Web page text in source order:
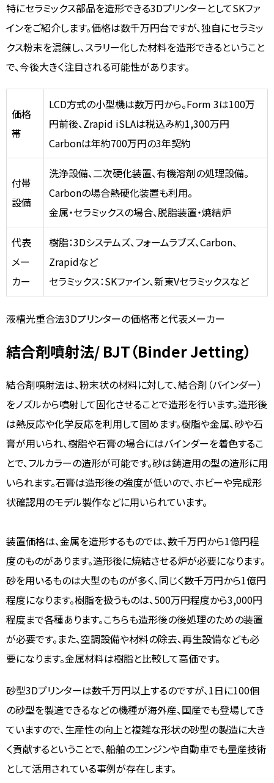
特にセラミックス部品を造形できる3DプリンターとしてSKファ
インをご紹介します。価格は数千万円台ですが、独自にセラミッ
クス粉末を混錬し、スラリー化した材料を造形できるということ
で、今後大きく注目される可能性があります。
価格
帯
LCD方式の小型機は数万円から。Form 3は100万
円前後、Zrapid iSLAは税込み約1,300万円
Carbonは年約700万円の3年契約
付帯
設備
洗浄設備、二次硬化装置、有機溶剤の処理設備。
Carbonの場合熱硬化装置も利用。
金属・セラミックスの場合、脱脂装置・焼結炉
代表
メー
カー
樹脂：3Dシステムズ、フォームラブズ、Carbon、
Zrapidなど
セラミックス：SKファイン、新東Vセラミックスなど
液槽光重合法3Dプリンターの価格帯と代表メーカー
結合剤噴射法/ BJT（Binder Jetting）
結合剤噴射法は、粉末状の材料に対して、結合剤（バインダー）
をノズルから噴射して固化させることで造形を行います。造形後
は熱反応や化学反応を利用して固めます。樹脂や金属、砂や石
膏が用いられ、樹脂や石膏の場合にはバインダーを着色するこ
とで、フルカラーの造形が可能です。砂は鋳造用の型の造形に用
いられます。石膏は造形後の強度が低いので、ホビーや完成形
状確認用のモデル製作などに用いられています。
装置価格は、金属を造形するものでは、数千万円から1億円程
度のものがあります。造形後に焼結させる炉が必要になります。
砂を用いるものは大型のものが多く、同じく数千万円から1億円
程度になります。樹脂を扱うものは、500万円程度から3,000円
程度まで各種あります。こちらも造形後の後処理のための装置
が必要です。また、空調設備や材料の除去、再生設備なども必
要になります。金属材料は樹脂と比較して高価です。
砂型3Dプリンターは数千万円以上するのですが、1日に100個
の砂型を製造できるなどの機種が海外産、国産でも登場してき
ていますので、生産性の向上と複雑な形状の砂型の製造に大き
く貢献するということで、船舶のエンジンや自動車でも量産技術
として活用されている事例が存在します。